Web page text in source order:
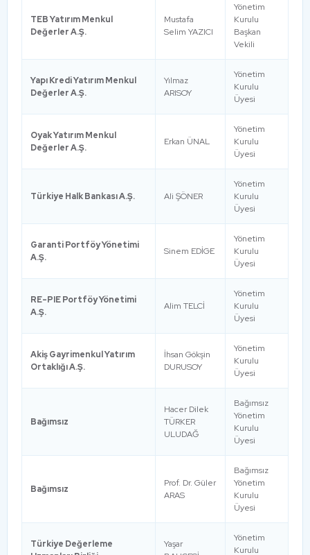
TEB Yatırım Menkul
Değerler A.Ş.
Mustafa
Selim YAZICI
Yönetim
Kurulu
Başkan
Vekili
Yapı Kredi Yatırım Menkul
Değerler A.Ş.
Yılmaz
ARISOY
Yönetim
Kurulu
Üyesi
Oyak Yatırım Menkul
Değerler A.Ş.
Erkan ÜNAL
Yönetim
Kurulu
Üyesi
Türkiye Halk Bankası A.Ş. Ali ŞÖNER
Yönetim
Kurulu
Üyesi
Garanti Portföy Yönetimi
A.Ş.
Sinem EDİGE
Yönetim
Kurulu
Üyesi
RE-PIE Portföy Yönetimi
A.Ş.
Alim TELCİ
Yönetim
Kurulu
Üyesi
Akiş Gayrimenkul Yatırım
Ortaklığı A.Ş.
İhsan Gökşin
DURUSOY
Yönetim
Kurulu
Üyesi
Bağımsız
Hacer Dilek
TÜRKER
ULUDAĞ
Bağımsız
Yönetim
Kurulu
Üyesi
Bağımsız
Prof. Dr. Güler
ARAS
Bağımsız
Yönetim
Kurulu
Üyesi
Türkiye Değerleme
Yaşar
Yönetim
Kurulu